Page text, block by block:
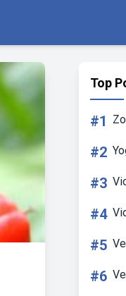
Top
#1
#2
#3
#4
#5
#6